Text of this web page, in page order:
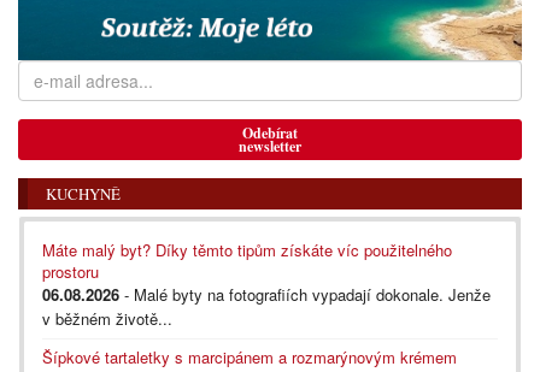
Odebírat
newsletter
KUCHYNĚ
Máte malý byt? Díky těmto tipům získáte víc použitelného
prostoru
06.08.2026 - Malé byty na fotografiích vypadají dokonale. Jenže
v běžném životě...
Šípkové tartaletky s marcipánem a rozmarýnovým krémem